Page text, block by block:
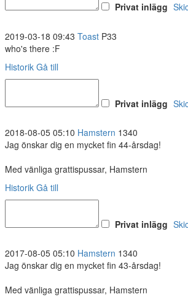
Privat inlägg
2019-03-18 09:43 Toast P33
who's there :F
Historik Gå till
Privat inlägg
2018-08-05 05:10 Hamstern 1340
Jag önskar dig en mycket fin 44-årsdag!
Med vänliga grattispussar, Hamstern
Historik Gå till
Privat inlägg
2017-08-05 05:10 Hamstern 1340
Jag önskar dig en mycket fin 43-årsdag!
Med vänliga grattispussar, Hamstern